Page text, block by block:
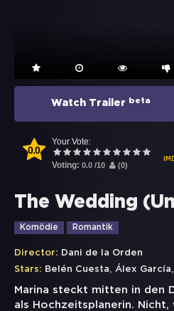
Watch Trailer beta
0.0
Your Vote:
Voting: 0.0 /10 (0)
The Wedding
Komödie Romantik
Director: Dani de la Orden
Stars: Belén Cuesta, Álex García,
Marina steckt mitten in den
als Hochzeitsplanerin. Nicht,